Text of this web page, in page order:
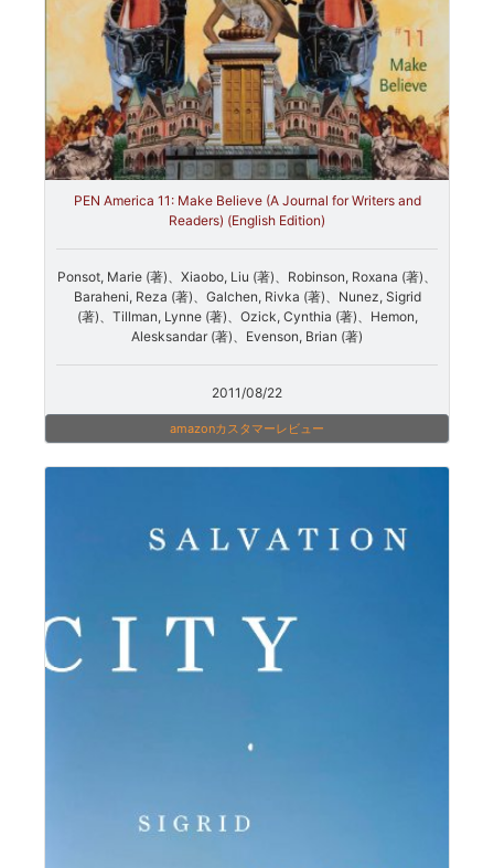
PEN America 11: Make Believe (A Journal for Writers and
Readers) (English Edition)
Ponsot, Marie (著)、Xiaobo, Liu (著)、Robinson, Roxana (著)、
Baraheni, Reza (著)、Galchen, Rivka (著)、Nunez, Sigrid
(著)、Tillman, Lynne (著)、Ozick, Cynthia (著)、Hemon,
Alesksandar (著)、Evenson, Brian (著)
2011/08/22
amazonカスタマーレビュー